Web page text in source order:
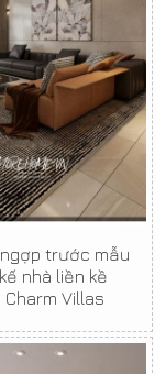
trước mẫu
nhà liền kề
Charm Villas